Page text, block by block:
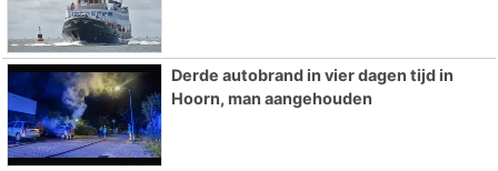
Derde autobrand in vier dagen tijd in
Hoorn, man aangehouden